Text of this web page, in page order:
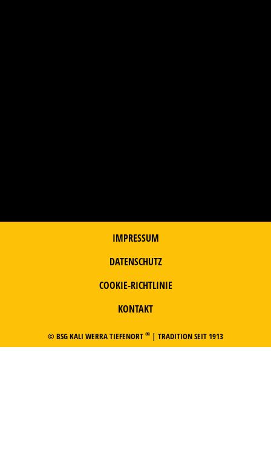
IMPRESSUM
DATENSCHUTZ
COOKIE-RICHTLINIE
KONTAKT
© BSG KALI WERRA TIEFENORT ® | TRADITION SEIT 1913